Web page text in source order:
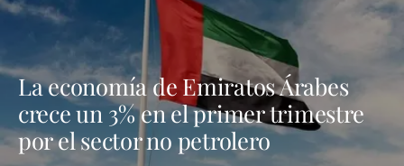
La economía de Emiratos Árabes
crece un 3% en el primer trimestre
por el sector no petrolero